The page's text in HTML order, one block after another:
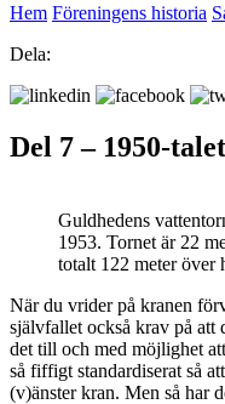
Hem Föreningens historia
Dela:
Del 7 – 1950-talet
Guldhedens
1953. Tornet är 22
totalt 122 meter över
När du vrider på kranen
självfallet också krav på att
det till och med möjlighet
så fiffigt standardiserat så
(v)änster kran. Men så har